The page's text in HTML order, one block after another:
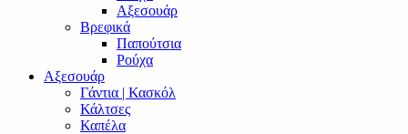
Αξεσουάρ
Βρεφικά
Παπούτσια
Ρούχα
Αξεσουάρ
Γάντια | Κασκόλ
Κάλτσες
Καπέλα